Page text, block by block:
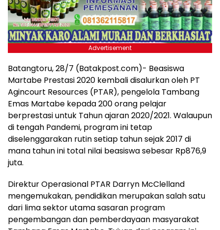
Advertisement
Batangtoru, 28/7 (Batakpost.com)- Beasiswa
Martabe Prestasi 2020 kembali disalurkan oleh PT
Agincourt Resources (PTAR), pengelola Tambang
Emas Martabe kepada 200 orang pelajar
berprestasi untuk Tahun ajaran 2020/2021. Walaupun
di tengah Pandemi, program ini tetap
diselenggarakan rutin setiap tahun sejak 2017 di
mana tahun ini total nilai beasiswa sebesar Rp876,9
juta.
Direktur Operasional PTAR Darryn McClelland
mengemukakan, pendidikan merupakan salah satu
dari lima sektor utama sasaran program
pengembangan dan pemberdayaan masyarakat